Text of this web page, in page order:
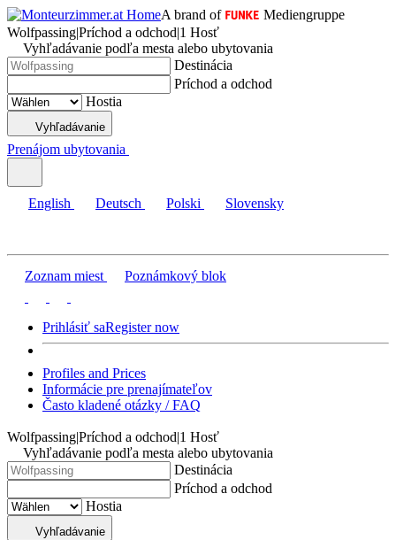
A brand of
Mediengruppe
Wolfpassing|Príchod a odchod|1 Hosť
Vyhľadávanie podľa mesta alebo ubytovania
Destinácia
Príchod a odchod
Hostia
Vyhľadávanie
Prenájom ubytovania
English Deutsch Polski Slovensky
Zoznam miest Poznámkový blok
Prihlásiť saRegister now
Profiles and Prices
Informácie pre prenajímateľov
Často kladené otázky / FAQ
Wolfpassing|Príchod a odchod|1 Hosť
Vyhľadávanie podľa mesta alebo ubytovania
Destinácia
Príchod a odchod
Hostia
Vyhľadávanie